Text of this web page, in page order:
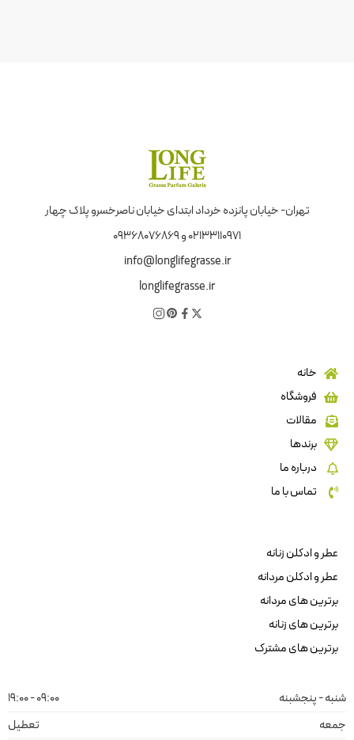
تهران- خیابان پانزده خرداد ابتدای خیابان ناصرخسرو پلاک چهار
02133110971 و 09368076869
info@longlifegrasse.ir
longlifegrasse.ir
خانه
فروشگاه
مقالات
برندها
درباره ما
تماس با ما
عطر و ادکلن زنانه
عطر و ادکلن مردانه
برترین های مردانه
برترین های زنانه
برترین های مشترک
شنبه - پنجشبنه
09:00 - 19:00
جمعه
تعطیل